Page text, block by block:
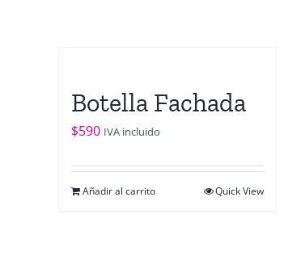
Botella Fachada
$590 IVA incluido
Añadir al carrito Quick View